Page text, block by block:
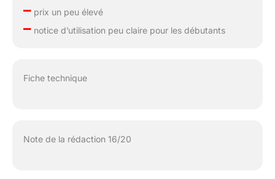
–prix un peu élevé
–notice d’utilisation peu claire pour les débutants
Fiche technique
Note de la rédaction 16/20